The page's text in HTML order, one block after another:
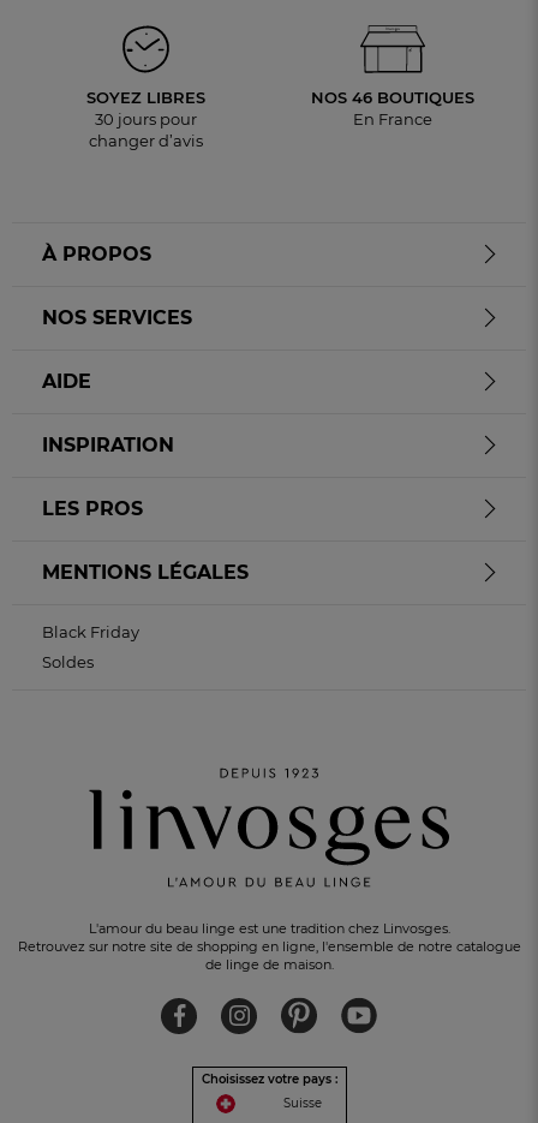
SOYEZ LIBRES
30 jours pour
changer d’avis
NOS 46 BOUTIQUES
En France
L'amour du beau linge est une tradition chez Linvosges.
Retrouvez sur notre site de shopping en ligne, l'ensemble de notre catalogue
de linge de maison.
Choisissez votre pays :
Suisse
À PROPOS
NOS SERVICES
AIDE
INSPIRATION
LES PROS
MENTIONS LÉGALES
Black Friday
Soldes